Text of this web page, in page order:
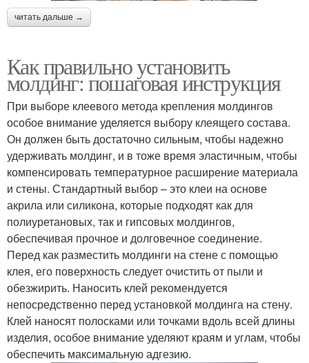
читать дальше →
Как правильно установить
молдинг: пошаговая инструкция
При выборе клеевого метода крепления молдингов
особое внимание уделяется выбору клеящего состава.
Он должен быть достаточно сильным, чтобы надежно
удерживать молдинг, и в тоже время эластичным, чтобы
компенсировать температурное расширение материала
и стены. Стандартный выбор – это клеи на основе
акрила или силикона, которые подходят как для
полиуретановых, так и гипсовых молдингов,
обеспечивая прочное и долговечное соединение.
Перед как разместить молдинги на стене с помощью
клея, его поверхность следует очистить от пыли и
обезжирить. Наносить клей рекомендуется
непосредственно перед установкой молдинга на стену.
Клей наносят полосками или точками вдоль всей длины
изделия, особое внимание уделяют краям и углам, чтобы
обеспечить максимальную адгезию.